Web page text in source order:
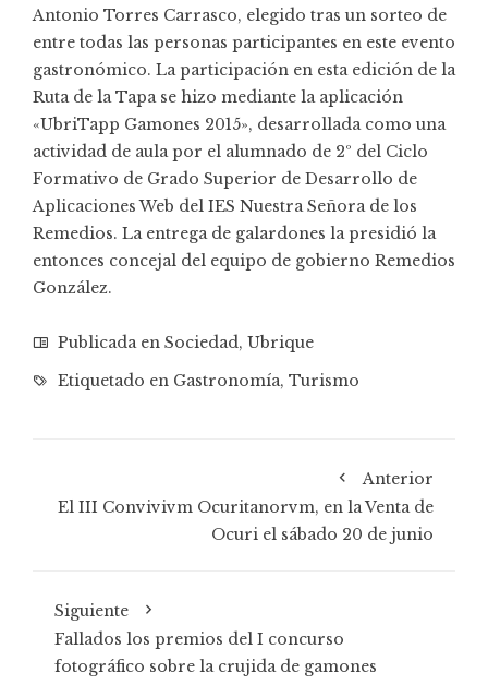
Antonio Torres Carrasco, elegido tras un sorteo de
entre todas las personas participantes en este evento
gastronómico. La participación en esta edición de la
Ruta de la Tapa se hizo mediante la aplicación
«UbriTapp Gamones 2015», desarrollada como una
actividad de aula por el alumnado de 2º del Ciclo
Formativo de Grado Superior de Desarrollo de
Aplicaciones Web del IES Nuestra Señora de los
Remedios. La entrega de galardones la presidió la
entonces concejal del equipo de gobierno Remedios
González.
Publicada en Sociedad, Ubrique
Etiquetado en Gastronomía, Turismo
Anterior
El III Convivivm Ocuritanorvm, en la Venta de
Ocuri el sábado 20 de junio
Siguiente
Fallados los premios del I concurso
fotográfico sobre la crujida de gamones